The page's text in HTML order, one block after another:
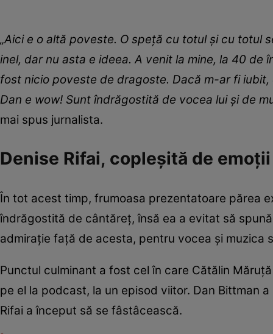
„Aici e o altă poveste. O speță cu totul și cu
inel, dar nu asta e ideea. A venit la mine, la 40
fost nicio poveste de dragoste. Dacă m-ar fi
Dan e wow! Sunt îndrăgostită de vocea lui și de
mai spus jurnalista.
Denise Rifai, copleșită de
În tot acest timp, frumoasa prezentatoare părea
îndrăgostită de cântăreț, însă ea a evitat să
admirație față de acesta, pentru vocea și muzica
Punctul culminant a fost cel în care Cătălin
pe el la podcast, la un episod viitor. Dan Bittman
Rifai a început să se fâstâcească.